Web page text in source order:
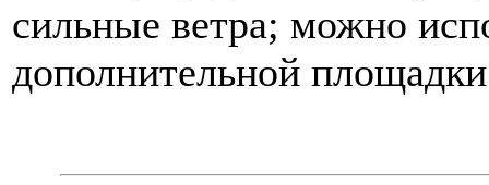
сильные ветра; можно
дополнительной